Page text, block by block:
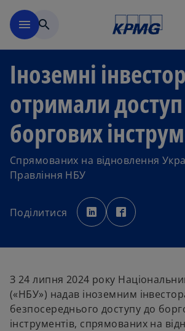
menu search
Іноземні
отримали
боргових
Спрямованих на відновлення
Правління НБУ
Поділитися
o
p
e
n
t
a
b
p
e
w
t
a
b
З 24 липня 2024 року
(«НБУ») надав іноземним
безпосереднього доступу до
інструментів, спрямованих на